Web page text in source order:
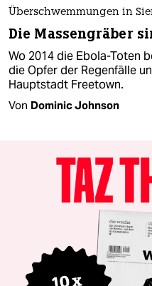
Überschwemmungen in
Die Massengräber
Wo 2014 die Ebola-Toten
die Opfer der Regenfälle
Hauptstadt Freetown.
Von Dominic Johnson